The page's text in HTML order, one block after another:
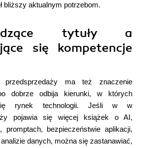
bliższy aktualnym potrzebom.
tytuły a
się kompetencje
przedsprzedaży ma też znaczenie
dobrze odbija kierunki, w których
rynek technologii. Jeśli w w
pojawia się więcej książek o AI,
promptach, bezpieczeństwie aplikacji,
danych, można się zastanawiać,